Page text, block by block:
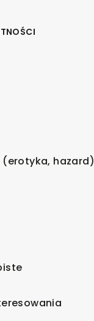
(erotyka, hazard)